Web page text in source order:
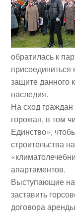
обратилась к
защите данного
наследия.
На сход
горожан, в том
Единство»,
строительства
апартаментов.
Выступающие на
заставить
договора